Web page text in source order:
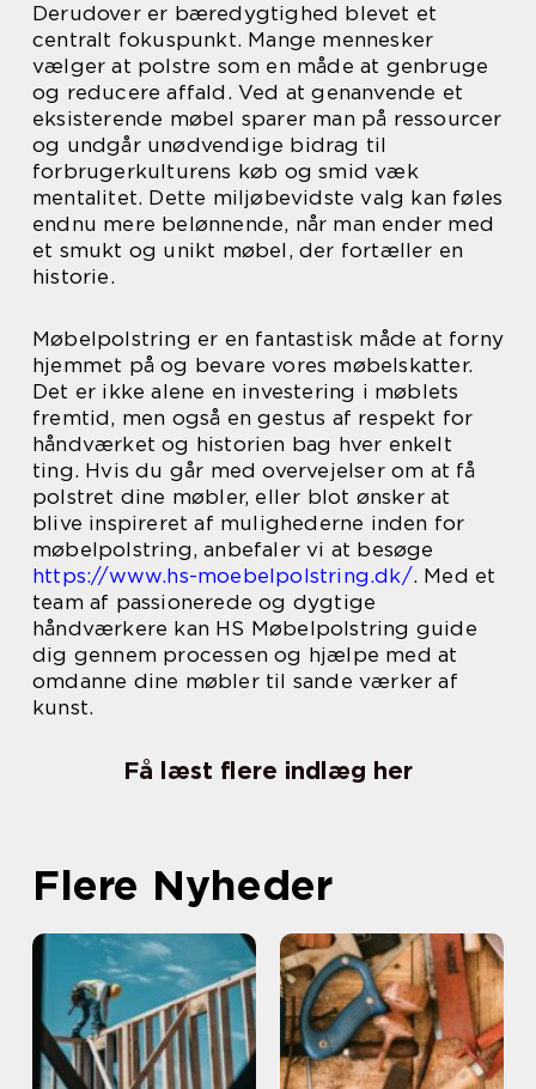
Derudover er bæredygtighed blevet et
centralt fokuspunkt. Mange mennesker
vælger at polstre som en måde at genbruge
og reducere affald. Ved at genanvende et
eksisterende møbel sparer man på ressourcer
og undgår unødvendige bidrag til
forbrugerkulturens køb og smid væk
mentalitet. Dette miljøbevidste valg kan føles
endnu mere belønnende, når man ender med
et smukt og unikt møbel, der fortæller en
historie.
Møbelpolstring er en fantastisk måde at forny
hjemmet på og bevare vores møbelskatter.
Det er ikke alene en investering i møblets
fremtid, men også en gestus af respekt for
håndværket og historien bag hver enkelt
ting. Hvis du går med overvejelser om at få
polstret dine møbler, eller blot ønsker at
blive inspireret af mulighederne inden for
møbelpolstring, anbefaler vi at besøge
https://www.hs-moebelpolstring.dk/. Med et
team af passionerede og dygtige
håndværkere kan HS Møbelpolstring guide
dig gennem processen og hjælpe med at
omdanne dine møbler til sande værker af
kunst.
Få læst flere indlæg her
Flere Nyheder